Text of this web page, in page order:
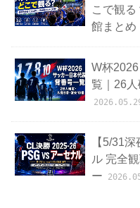
こで観
館まとめ
W杯
覧｜26
【5/31
ル 完全
ー